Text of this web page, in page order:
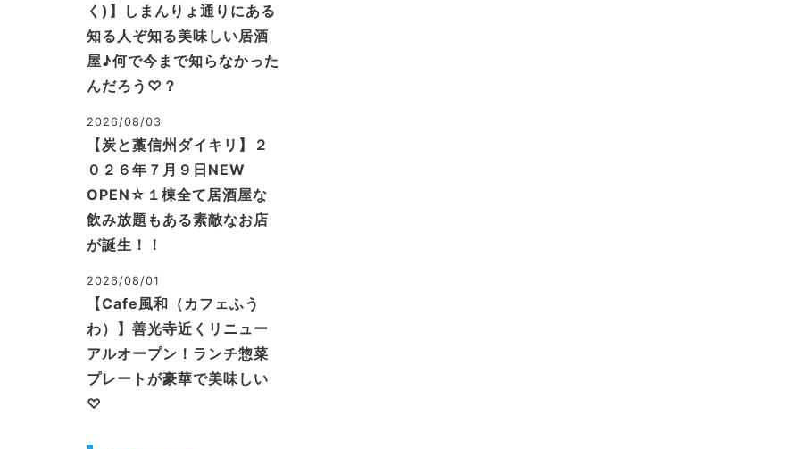
く)】しまんりょ通りにある
知る人ぞ知る美味しい居酒
屋♪何で今まで知らなかった
んだろう♡？
2026/08/03
【炭と藁信州ダイキリ】２
０２６年７月９日NEW
OPEN☆１棟全て居酒屋な
飲み放題もある素敵なお店
が誕生！！
2026/08/01
【Cafe風和（カフェふう
わ）】善光寺近くリニュー
アルオープン！ランチ惣菜
プレートが豪華で美味しい
♡